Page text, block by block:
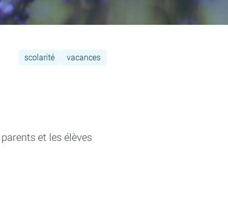
scolarité vacances
et les élèves